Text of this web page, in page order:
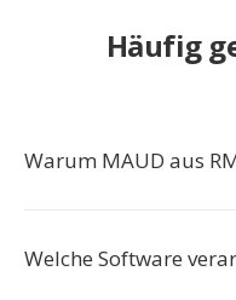
Häufig
Warum MAUD aus
Welche Software